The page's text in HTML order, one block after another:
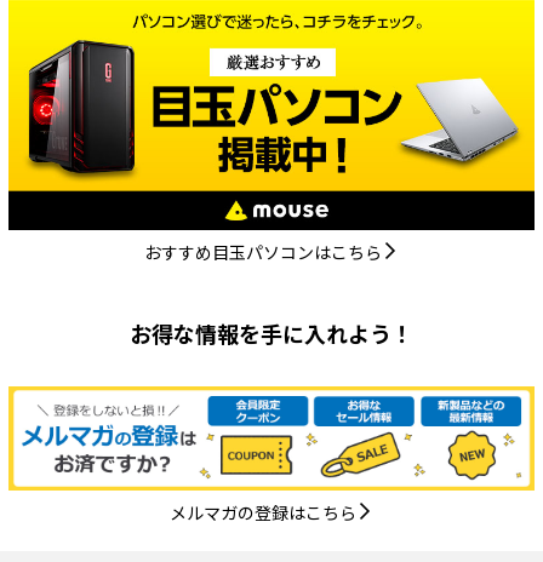
おすすめ目玉パソコンはこちら
お得な情報を手に入れよう！
メルマガの登録はこちら